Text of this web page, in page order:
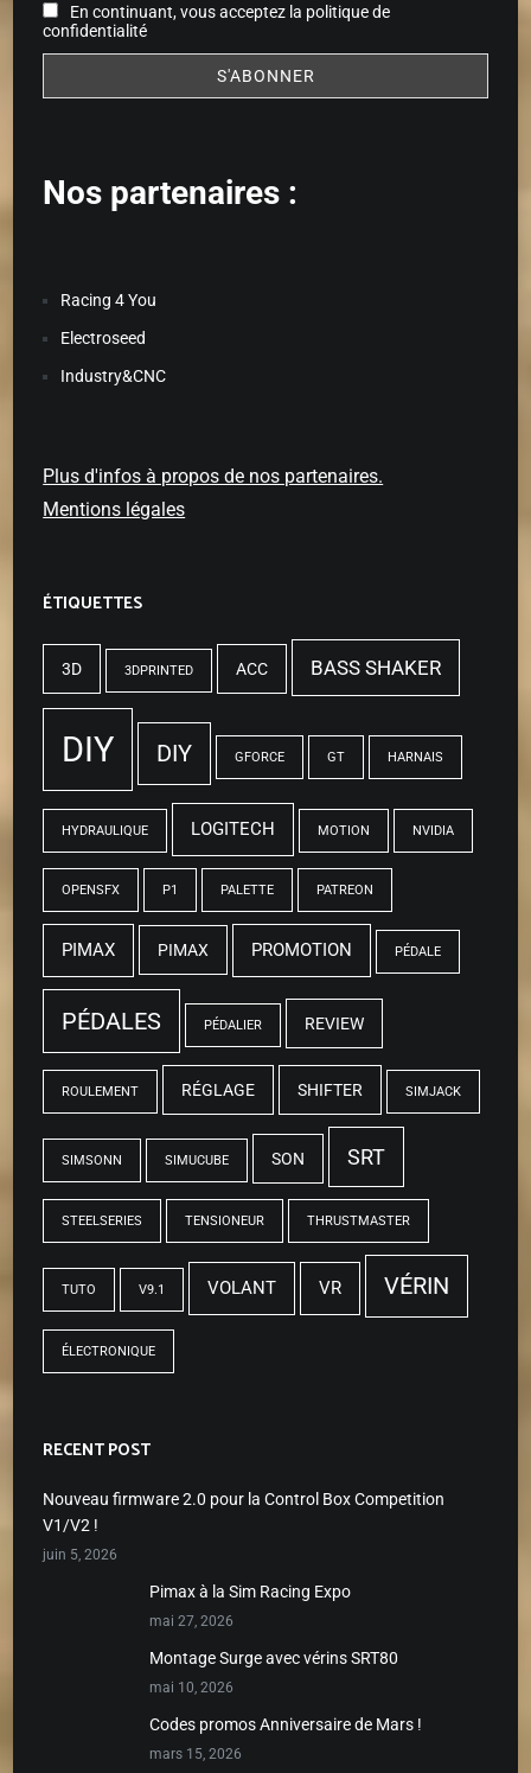
En continuant, vous acceptez la politique de
confidentialité
Nos partenaires :
Racing 4 You
Electroseed
Industry&CNC
Plus d'infos à propos de nos partenaires.
Mentions légales
ÉTIQUETTES
3D 3DPRINTED ACC BASS SHAKER
DIY DIY GFORCE GT HARNAIS
HYDRAULIQUE LOGITECH MOTION NVIDIA
OPENSFX P1 PALETTE PATREON
PIMAX PIMAX PROMOTION PÉDALE
PÉDALES PÉDALIER REVIEW
ROULEMENT RÉGLAGE SHIFTER SIMJACK
SIMSONN SIMUCUBE SON SRT
STEELSERIES TENSIONEUR THRUSTMASTER
TUTO V9.1 VOLANT VR VÉRIN
ÉLECTRONIQUE
RECENT POST
Nouveau firmware 2.0 pour la Control Box Competition
V1/V2 !
juin 5, 2026
Pimax à la Sim Racing Expo
mai 27, 2026
Montage Surge avec vérins SRT80
mai 10, 2026
Codes promos Anniversaire de Mars !
mars 15, 2026